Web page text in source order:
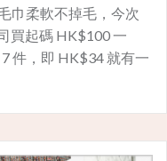
巾柔軟不掉毛，今次
買起碼 HK$100 一
件，即 HK$34 就有一